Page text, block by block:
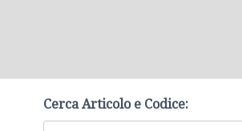
Cerca Articolo e Codice: